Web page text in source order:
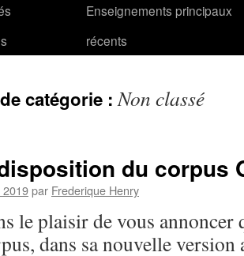
Enseignements principaux
récents
catégorie :Non classé
du corpus
2019par Frederique Henry
le plaisir de vous annoncer
dans sa nouvelle version